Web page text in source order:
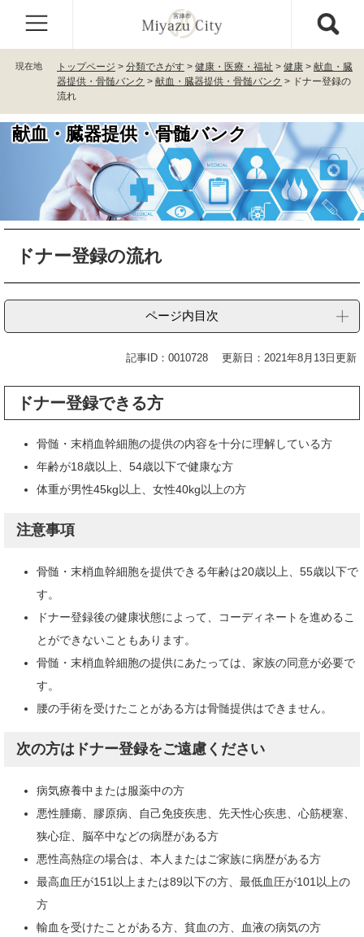
す
。
し
て
現在地 トップページ > 分類でさがす > 健康・医療・福祉 > 健康 > 献血・臓
器提供・骨髄バンク > 献血・臓器提供・骨髄バンク > ドナー登録の
流れ
献血・臓器提供・骨髄バンク
ドナー登録の流れ
ページ内目次
記事ID：0010728 更新日：2021年8月13日更新
ドナー登録できる方
骨髄・末梢血幹細胞の提供の内容を十分に理解している方
年齢が18歳以上、54歳以下で健康な方
体重が男性45kg以上、女性40kg以上の方
注意事項
骨髄・末梢血幹細胞を提供できる年齢は20歳以上、55歳以下で
す。
ドナー登録後の健康状態によって、コーディネートを進めるこ
とができないこともあります。
骨髄・末梢血幹細胞の提供にあたっては、家族の同意が必要で
す。
腰の手術を受けたことがある方は骨髄提供はできません。
次の方はドナー登録をご遠慮ください
病気療養中または服薬中の方
悪性腫瘍、膠原病、自己免疫疾患、先天性心疾患、心筋梗塞、
狭心症、脳卒中などの病歴がある方
悪性高熱症の場合は、本人またはご家族に病歴がある方
最高血圧が151以上または89以下の方、最低血圧が101以上の
方
輸血を受けたことがある方、貧血の方、血液の病気の方